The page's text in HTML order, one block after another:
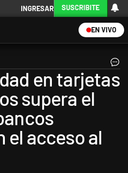
INGRESAR SUSCRIBITE
EN VIVO
en tarjetas
supera el
el acceso al